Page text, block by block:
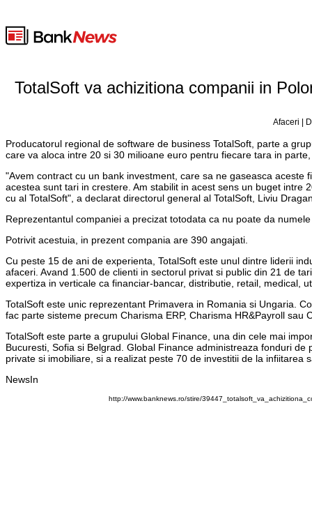
TotalSoft va achizitiona companii in
Afaceri |
Producatorul regional de software de business TotalSoft, parte a
care va aloca intre 20 si 30 milioane euro pentru fiecare tara in
"Avem contract cu un bank investment, care sa ne gaseasca
acestea sunt tari in crestere. Am stabilit in acest sens un buget
cu al TotalSoft", a declarat directorul general al TotalSoft, Liviu
Reprezentantul companiei a precizat totodata ca nu poate da
Potrivit acestuia, in prezent compania are 390 angajati.
Cu peste 15 de ani de experienta, TotalSoft este unul dintre liderii
afaceri. Avand 1.500 de clienti in sectorul privat si public din 21 de
expertiza in verticale ca financiar-bancar, distributie, retail, medical,
TotalSoft este unic reprezentant Primavera in Romania si Ungaria.
fac parte sisteme precum Charisma ERP, Charisma HR&Payroll sau
TotalSoft este parte a grupului Global Finance, una din cele mai
Bucuresti, Sofia si Belgrad. Global Finance administreaza fonduri
private si imobiliare, si a realizat peste 70 de investitii de la infiitarea
NewsIn
http://www.banknews.ro/stire/